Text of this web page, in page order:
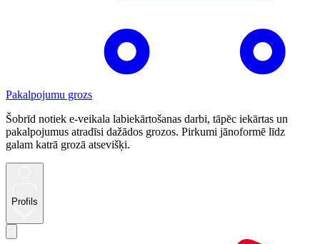
Pakalpojumu grozs
Šobrīd notiek e-veikala labiekārtošanas darbi, tāpēc iekārtas un
pakalpojumus atradīsi dažādos grozos. Pirkumi jānoformē līdz
galam katrā grozā atsevišķi.
Profils